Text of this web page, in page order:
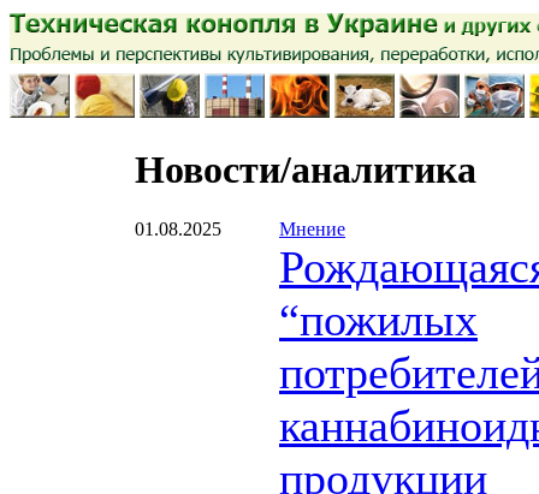
Новости/аналитика
01.08.2025 Мнение
“пожилых
продукции